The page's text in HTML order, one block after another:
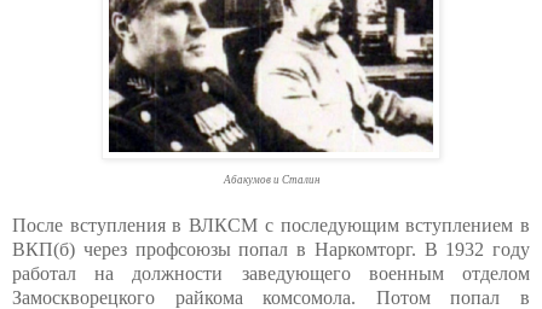
Абакумов и Сталин
После вступления в ВЛКСМ с последующим вступлением в
ВКП(б) через профсоюзы попал в Наркомторг. В 1932 году
работал на должности заведующего военным отделом
Замоскворецкого райкома комсомола. Потом попал в